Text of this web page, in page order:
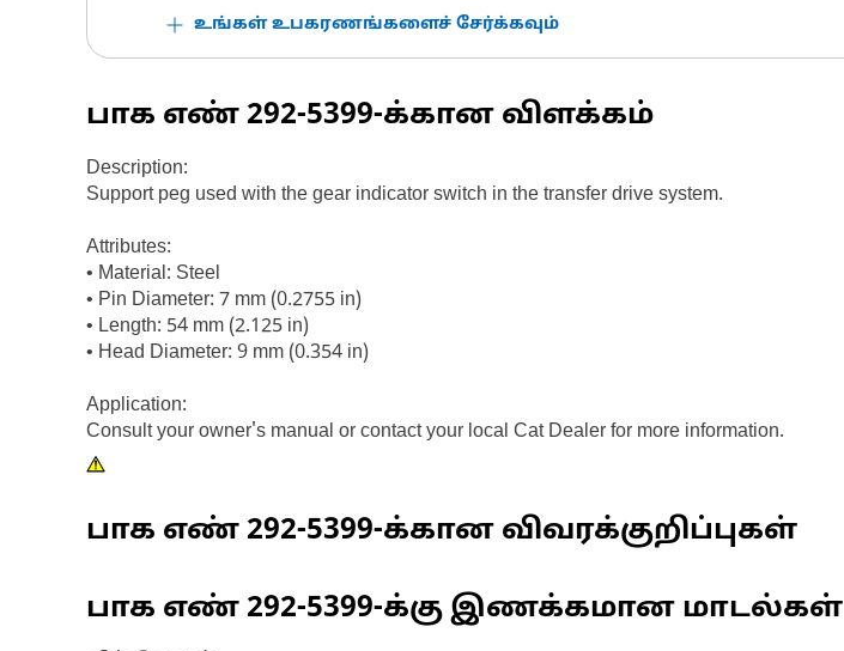
உங்கள் உபகரணங்களைச் சேர்க்கவும்
பாக எண் 292-5399-க்கான விளக்கம்
Description:
Support peg used with the gear indicator switch in the transfer drive system.
Attributes:
• Material: Steel
• Pin Diameter: 7 mm (0.2755 in)
• Length: 54 mm (2.125 in)
• Head Diameter: 9 mm (0.354 in)
Application:
Consult your owner's manual or contact your local Cat Dealer for more information.
பாக எண் 292-5399-க்கான விவரக்குறிப்புகள்
பாக எண் 292-5399-க்கு இணக்கமான மாடல்கள்